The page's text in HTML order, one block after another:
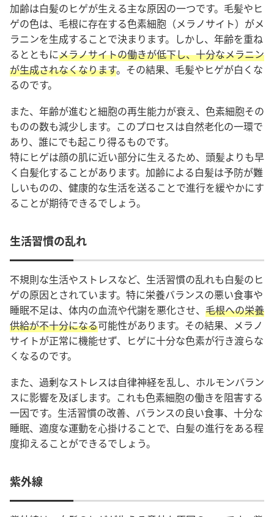
加齢は白髪のヒゲが生える主な原因の一つです。毛髪やヒ
ゲの色は、毛根に存在する色素細胞（メラノサイト）がメ
ラニンを生成することで決まります。しかし、年齢を重ね
るとともにメラノサイトの働きが低下し、十分なメラニン
が生成されなくなります。その結果、毛髪やヒゲが白くな
るのです。
また、年齢が進むと細胞の再生能力が衰え、色素細胞その
ものの数も減少します。このプロセスは自然老化の一環で
あり、誰にでも起こり得るものです。
特にヒゲは顔の肌に近い部分に生えるため、頭髪よりも早
く白髪化することがあります。加齢による白髪は予防が難
しいものの、健康的な生活を送ることで進行を緩やかにす
ることが期待できるでしょう。
生活習慣の乱れ
不規則な生活やストレスなど、生活習慣の乱れも白髪のヒ
ゲの原因とされています。特に栄養バランスの悪い食事や
睡眠不足は、体内の血流や代謝を悪化させ、 毛根への栄養
供給が不十分になる可能性があります。その結果、メラノ
サイトが正常に機能せず、ヒゲに十分な色素が行き渡らな
くなるのです。
また、過剰なストレスは自律神経を乱し、ホルモンバラン
スに影響を及ぼします。これも色素細胞の働きを阻害する
一因です。生活習慣の改善、バランスの良い食事、十分な
睡眠、適度な運動を心掛けることで、白髪の進行をある程
度抑えることができるでしょう。
紫外線